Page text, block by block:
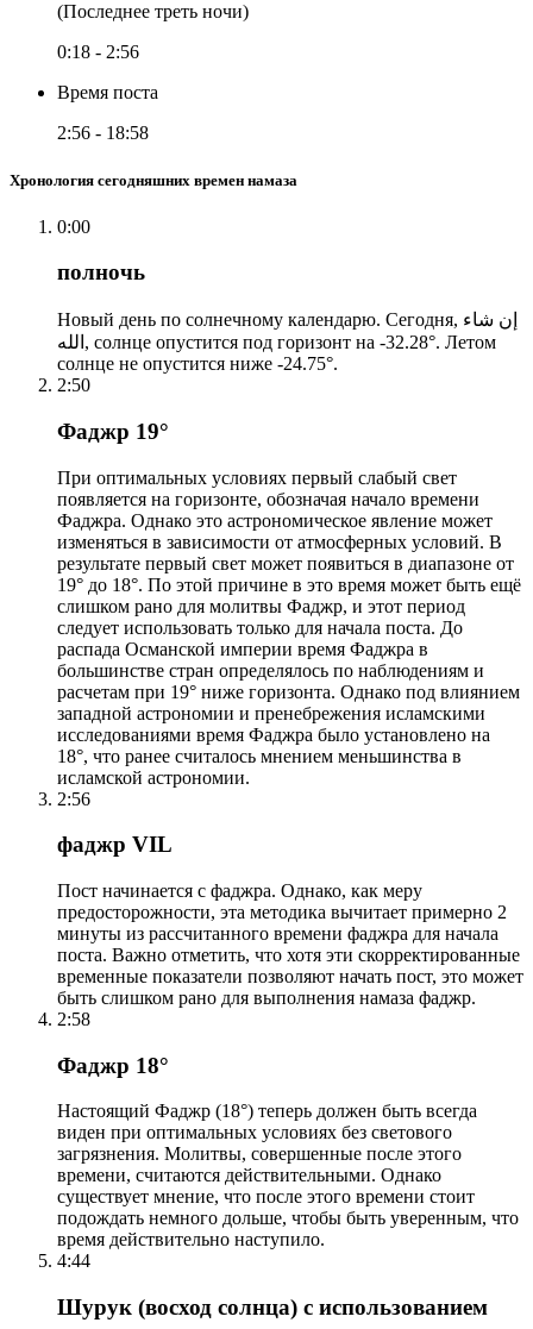
(Последнее треть ночи)
0:18 - 2:56
Время поста
2:56 - 18:58
Хронология сегодняшних времен намаза
0:00
полночь
Новый день по солнечному календарю. Сегодня, إن شاء
الله, солнце опустится под горизонт на -32.28°. Летом
солнце не опустится ниже -24.75°.
2:50
Фаджр 19°
При оптимальных условиях первый слабый свет
появляется на горизонте, обозначая начало времени
Фаджра. Однако это астрономическое явление может
изменяться в зависимости от атмосферных условий. В
результате первый свет может появиться в диапазоне от
19° до 18°. По этой причине в это время может быть ещё
слишком рано для молитвы Фаджр, и этот период
следует использовать только для начала поста. До
распада Османской империи время Фаджра в
большинстве стран определялось по наблюдениям и
расчетам при 19° ниже горизонта. Однако под влиянием
западной астрономии и пренебрежения исламскими
исследованиями время Фаджра было установлено на
18°, что ранее считалось мнением меньшинства в
исламской астрономии.
2:56
фаджр VIL
Пост начинается с фаджра. Однако, как меру
предосторожности, эта методика вычитает примерно 2
минуты из рассчитанного времени фаджра для начала
поста. Важно отметить, что хотя эти скорректированные
временные показатели позволяют начать пост, это может
быть слишком рано для выполнения намаза фаджр.
2:58
Фаджр 18°
Настоящий Фаджр (18°) теперь должен быть всегда
виден при оптимальных условиях без светового
загрязнения. Молитвы, совершенные после этого
времени, считаются действительными. Однако
существует мнение, что после этого времени стоит
подождать немного дольше, чтобы быть уверенным, что
время действительно наступило.
4:44
Шурук (восход солнца) с использованием